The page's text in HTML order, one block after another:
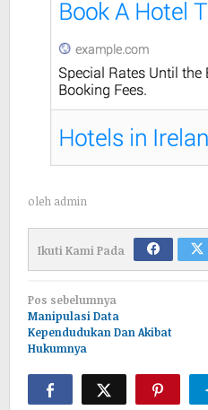
oleh admin
Ikuti Kami Pada
Navigasi
pos
Pos sebelumnya
Manipulasi Data
Kependudukan Dan Akibat
Hukumnya